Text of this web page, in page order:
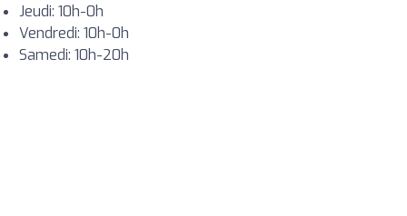
Jeudi: 10h-0h
Vendredi: 10h-0h
Samedi: 10h-20h